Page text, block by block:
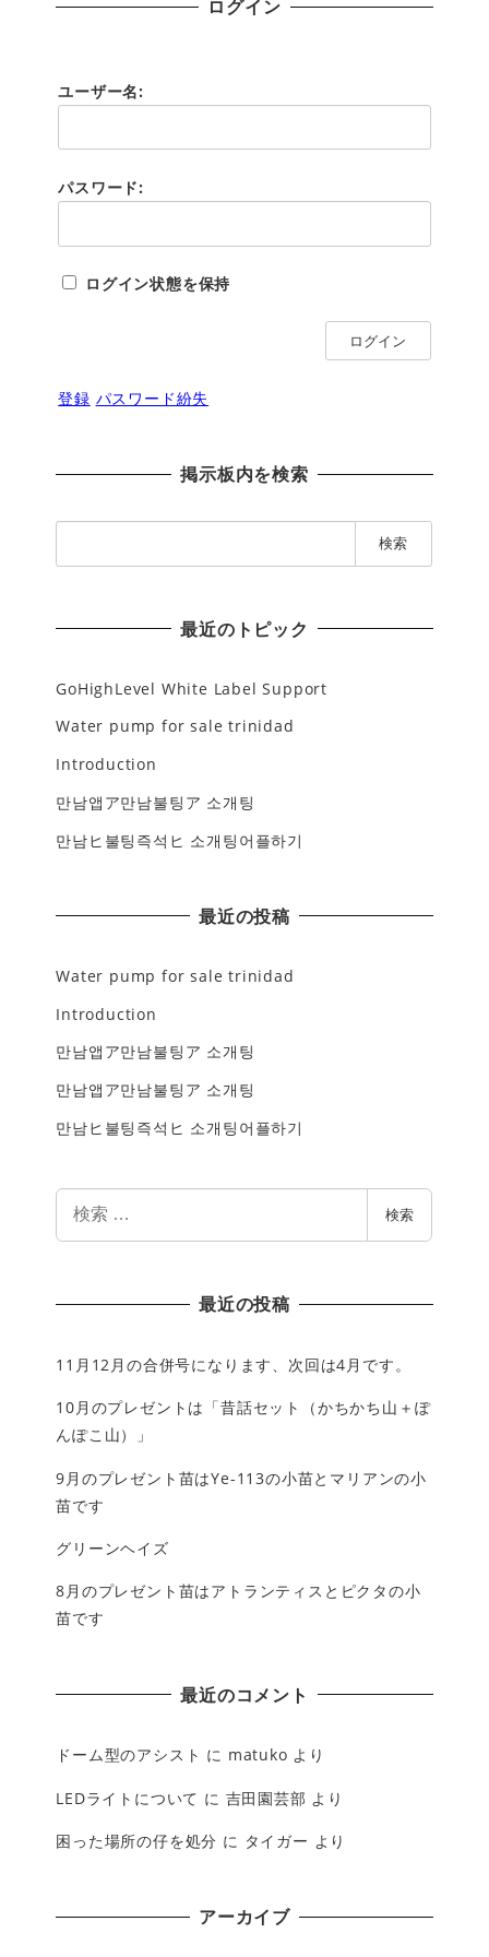
ログイン
ユーザー名:
パスワード:
ログイン状態を保持
ログイン
登録 パスワード紛失
掲示板内を検索
索
最近のトピック
GoHighLevel White Label Support
Water pump for sale trinidad
Introduction
만남앱ア만남불팅ア 소개팅
만남ヒ불팅즉석ヒ 소개팅어플하기
最近の投稿
Water pump for sale trinidad
Introduction
만남앱ア만남불팅ア 소개팅
만남앱ア만남불팅ア 소개팅
만남ヒ불팅즉석ヒ 소개팅어플하기
検索
最近の投稿
11月12月の合併号になります、次回は4月です。
10月のプレゼントは「昔話セット（かちかち山＋ぽ
んぽこ山）」
9月のプレゼント苗はYe-113の小苗とマリアンの小
苗です
グリーンヘイズ
8月のプレゼント苗はアトランティスとピクタの小
苗です
最近のコメント
ドーム型のアシスト に matuko より
LEDライトについて に 吉田園芸部 より
困った場所の仔を処分 に タイガー より
アーカイブ